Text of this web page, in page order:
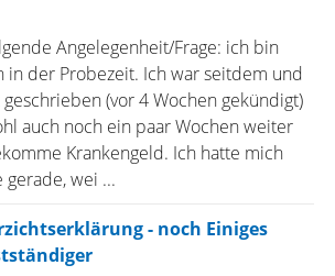
Angelegenheit/Frage: ich bin
in der Probezeit. Ich war seitdem und
(vor 4 Wochen gekündigt)
auch noch ein paar Wochen weiter
Krankengeld. Ich hatte mich
wei ...
- noch Einiges